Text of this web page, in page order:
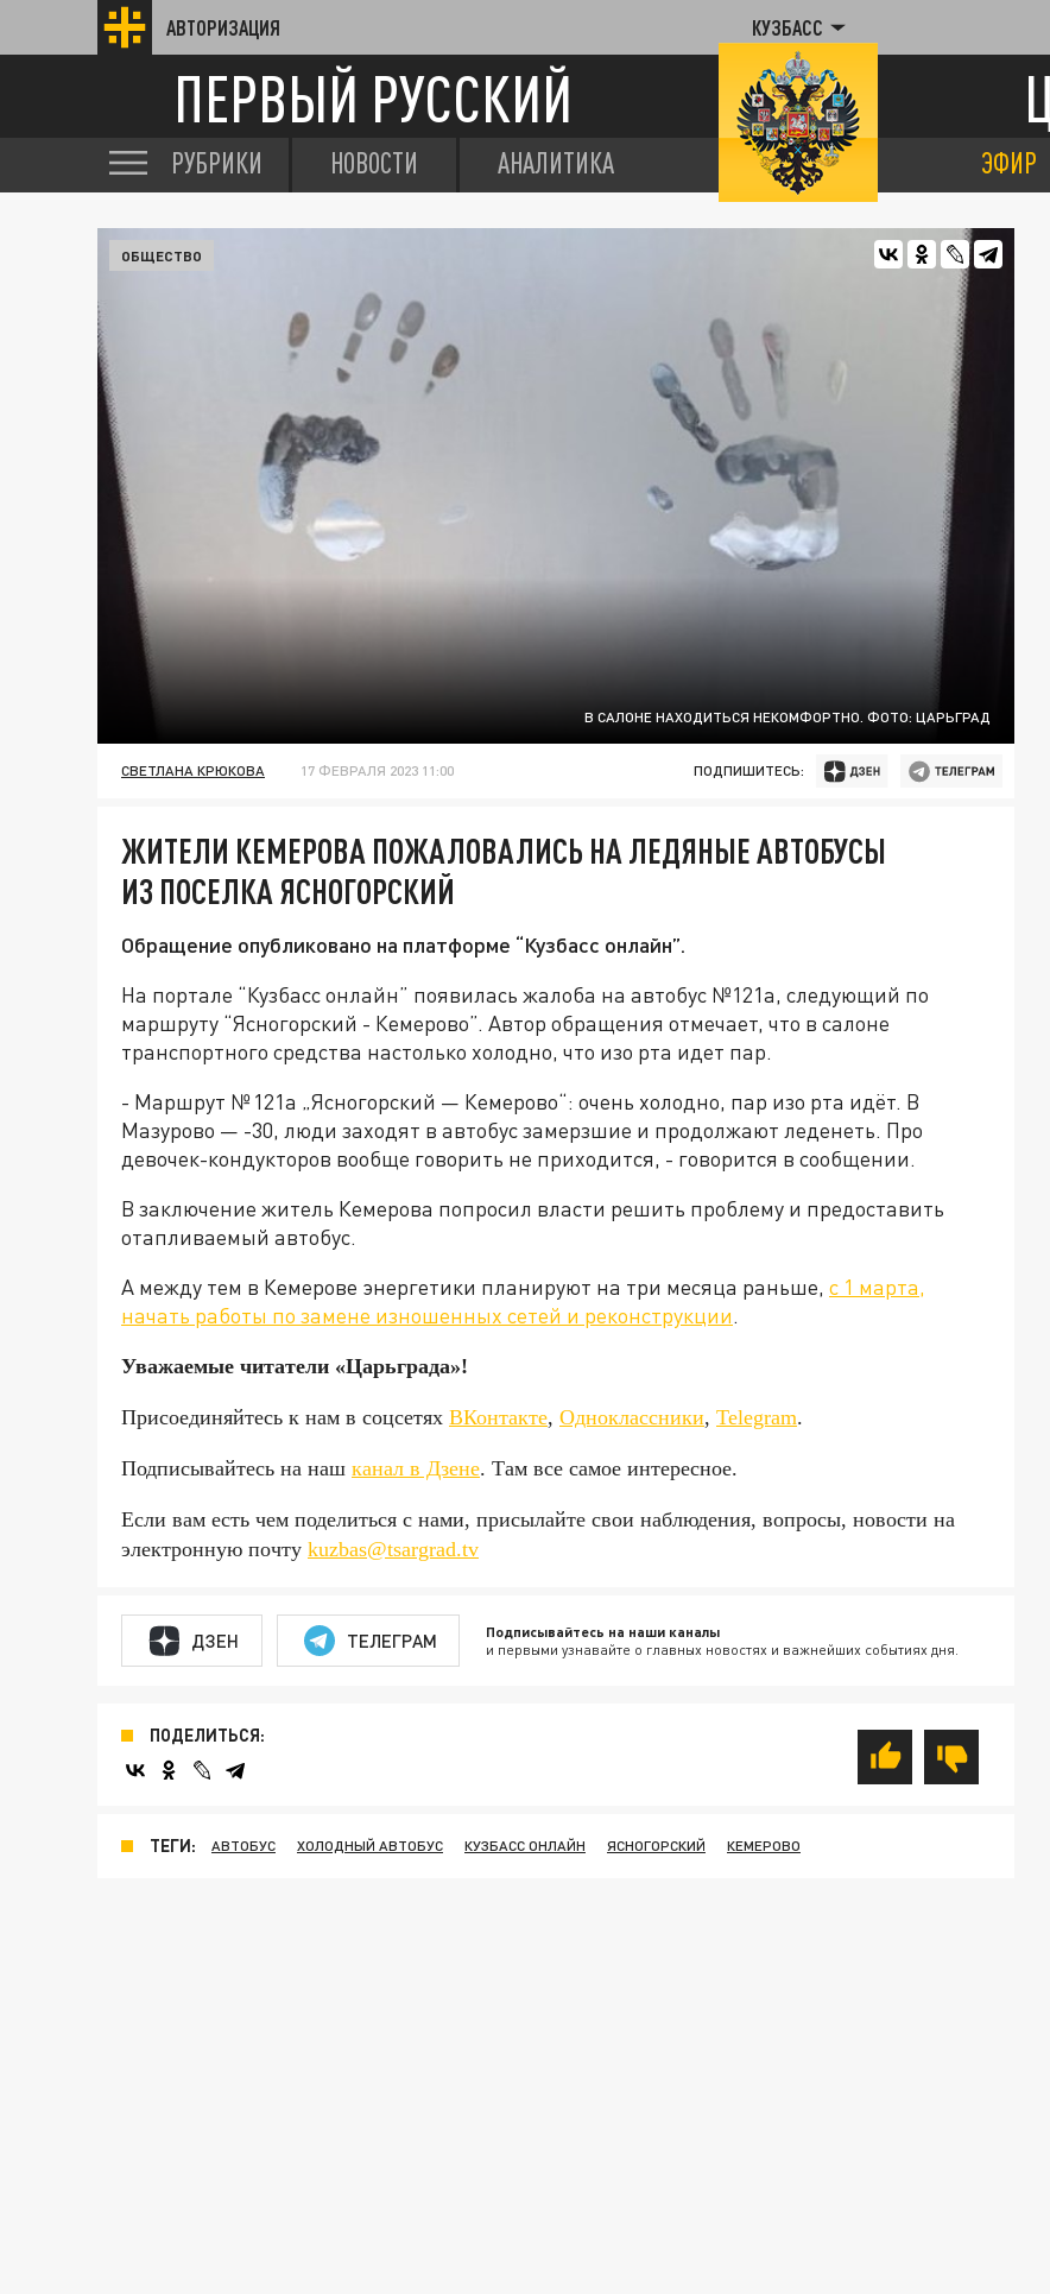
АВТОРИЗАЦИЯ КУЗБАСС
ПЕРВЫЙ РУССКИЙ
РУБРИКИ НОВОСТИ АНАЛИТИКА ЭФИР
В САЛОНЕ НАХОДИТЬСЯ НЕКОМФОРТНО. ФОТО: ЦАРЬГРАД
ОБЩЕСТВО
СВЕТЛАНА КРЮКОВА 17 ФЕВРАЛЯ 2023 11:00 ПОДПИШИТЕСЬ:
ЖИТЕЛИ КЕМЕРОВА ПОЖАЛОВАЛИСЬ НА ЛЕДЯНЫЕ АВТОБУСЫ
ИЗ ПОСЕЛКА ЯСНОГОРСКИЙ
Обращение опубликовано на платформе “Кузбасс онлайн”.
На портале “Кузбасс онлайн” появилась жалоба на автобус №121а, следующий по
маршруту “Ясногорский - Кемерово”. Автор обращения отмечает, что в салоне
транспортного средства настолько холодно, что изо рта идет пар.
- Маршрут № 121а „Ясногорский — Кемерово“: очень холодно, пар изо рта идёт. В
Мазурово — -30, люди заходят в автобус замерзшие и продолжают леденеть. Про
девочек-кондукторов вообще говорить не приходится, - говорится в сообщении.
В заключение житель Кемерова попросил власти решить проблему и предоставить
отапливаемый автобус.
А между тем в Кемерове энергетики планируют на три месяца раньше, с 1 марта,
начать работы по замене изношенных сетей и реконструкции.
Уважаемые читатели «Царьграда»!
Присоединяйтесь к нам в соцсетях ВКонтакте, Одноклассники, Telegram.
Подписывайтесь на наш канал в Дзене. Там все самое интересное.
Если вам есть чем поделиться с нами, присылайте свои наблюдения, вопросы, новости на
электронную почту kuzbas@tsargrad.tv
ДЗЕН ТЕЛЕГРАМ Подписывайтесь на наши каналы
и первыми узнавайте о главных новостях и важнейших событиях дня.
ПОДЕЛИТЬСЯ:
ТЕГИ: АВТОБУС ХОЛОДНЫЙ АВТОБУС КУЗБАСС ОНЛАЙН ЯСНОГОРСКИЙ КЕМЕРОВО